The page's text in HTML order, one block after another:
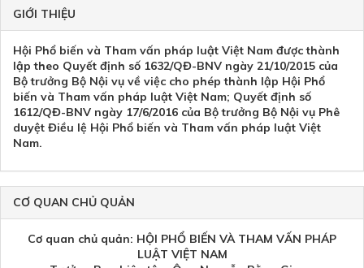
GIỚI THIỆU
Hội Phổ biến và Tham vấn pháp luật Việt Nam được thành
lập theo Quyết định số 1632/QĐ-BNV ngày 21/10/2015 của
Bộ trưởng Bộ Nội vụ về việc cho phép thành lập Hội Phổ
biến và Tham vấn pháp luật Việt Nam; Quyết định số
1612/QĐ-BNV ngày 17/6/2016 của Bộ trưởng Bộ Nội vụ Phê
duyệt Điều lệ Hội Phổ biến và Tham vấn pháp luật Việt
Nam.
CƠ QUAN CHỦ QUẢN
Cơ quan chủ quản: HỘI PHỔ BIẾN VÀ THAM VẤN PHÁP
LUẬT VIỆT NAM